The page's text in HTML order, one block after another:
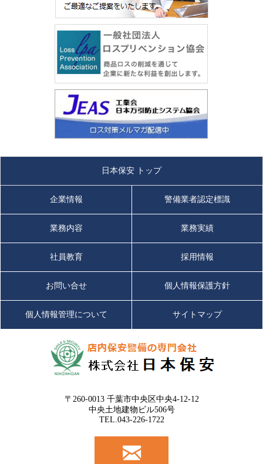
日本保安 トップ
企業情報 警備業者認定標識
業務内容 業務実績
社員教育 採用情報
お問い合せ 個人情報保護方針
個人情報管理について サイトマップ
〒260-0013 千葉市中央区中央4-12-12
中央土地建物ビル506号
TEL.043-226-1722